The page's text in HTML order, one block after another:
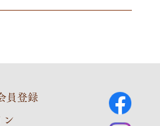
員登録
ン